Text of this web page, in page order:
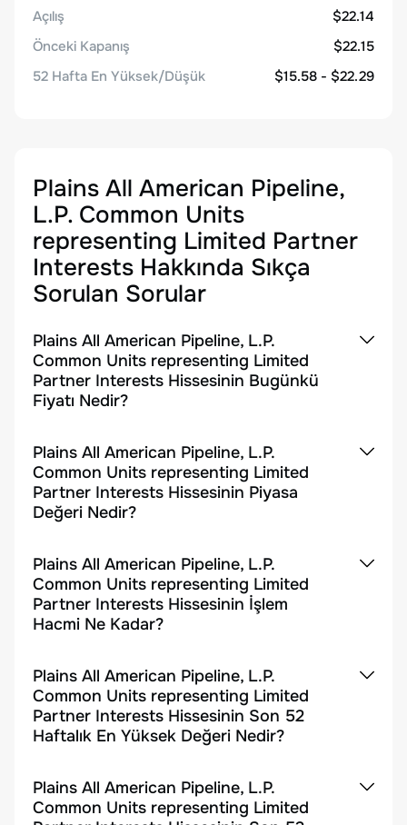
Açılış
$22.14
Önceki Kapanış
$22.15
52 Hafta En Yüksek/Düşük
$15.58 - $22.29
Plains All American Pipeline,
L.P. Common Units
representing Limited Partner
Interests Hakkında Sıkça
Sorulan Sorular
Plains All American Pipeline, L.P.
Common Units representing Limited
Partner Interests Hissesinin Bugünkü
Fiyatı Nedir?
Plains All American Pipeline, L.P.
Common Units representing Limited
Partner Interests Hissesinin Piyasa
Değeri Nedir?
Plains All American Pipeline, L.P.
Common Units representing Limited
Partner Interests Hissesinin İşlem
Hacmi Ne Kadar?
Plains All American Pipeline, L.P.
Common Units representing Limited
Partner Interests Hissesinin Son 52
Haftalık En Yüksek Değeri Nedir?
Plains All American Pipeline, L.P.
Common Units representing Limited